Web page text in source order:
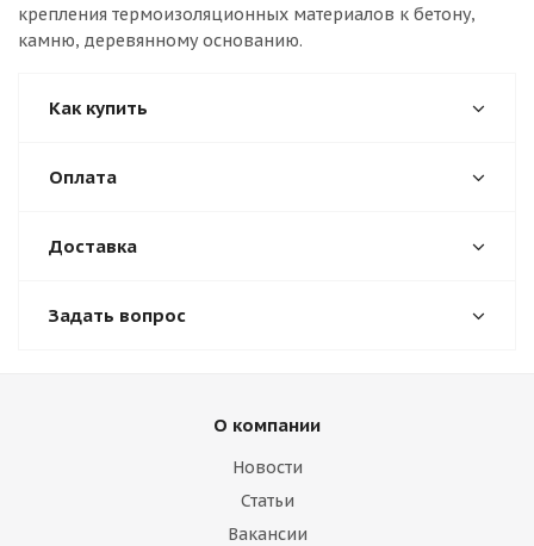
крепления термоизоляционных материалов к бетону,
камню, деревянному основанию.
Как купить
Оплата
Доставка
Задать вопрос
О компании
Новости
Статьи
Вакансии